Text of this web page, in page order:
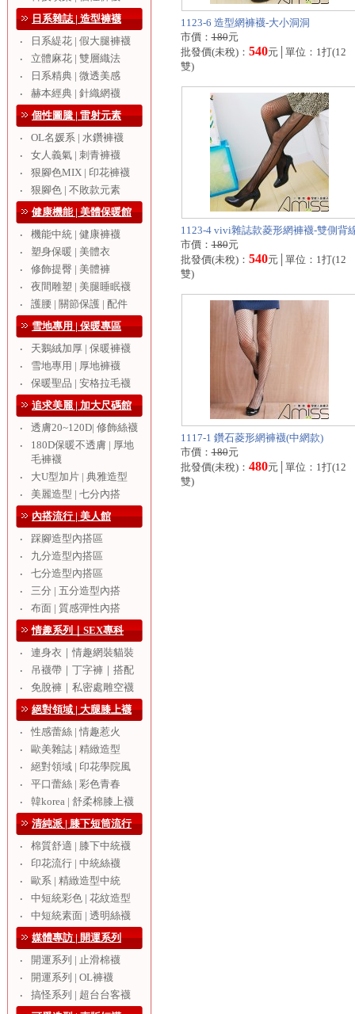
日系雜誌 | 造型褲襪
‧
日系緹花 | 假大腿褲襪
‧
立體麻花 | 雙層織法
‧
日系精典 | 微透美感
‧
赫本經典 | 針織網襪
個性圖騰 | 雷射元素
‧
OL名媛系 | 水鑽褲襪
‧
女人義氣 | 刺青褲襪
‧
狠腳色MIX | 印花褲襪
‧
狠腳色 | 不敗款元素
健康機能 | 美體保暖館
‧
機能中統 | 健康褲襪
‧
塑身保暖 | 美體衣
‧
修飾提臀 | 美體褲
‧
夜間雕塑 | 美腿睡眠襪
‧
護腰 | 關節保護 | 配件
雪地專用 | 保暖專區
‧
天鵝絨加厚 | 保暖褲襪
‧
雪地專用 | 厚地褲襪
‧
保暖聖品 | 安格拉毛襪
追求美麗 | 加大尺碼館
‧
透膚20~120D| 修飾絲襪
‧
180D保暖不透膚 | 厚地
毛褲襪
‧
大U型加片 | 典雅造型
‧
美麗造型 | 七分內搭
內搭流行 | 美人館
‧
踩腳造型內搭區
‧
九分造型內搭區
‧
七分造型內搭區
‧
三分 | 五分造型內搭
‧
布面 | 質感彈性內搭
情趣系列｜SEX專科
‧
連身衣｜情趣網裝貓裝
‧
吊襪帶｜丁字褲｜搭配
‧
免脫褲｜私密處雕空襪
絕對領域 | 大腿膝上襪
‧
性感蕾絲 | 情趣惹火
‧
歐美雜誌 | 精緻造型
‧
絕對領域 | 印花學院風
‧
平口蕾絲 | 彩色青春
‧
韓korea | 舒柔棉膝上襪
清純派 | 膝下短筒流行
‧
棉質舒適 | 膝下中統襪
‧
印花流行 | 中統絲襪
‧
歐系 | 精緻造型中統
‧
中短統彩色 | 花紋造型
‧
中短統素面 | 透明絲襪
媒體專訪 | 開運系列
‧
開運系列 | 止滑棉襪
‧
開運系列 | OL褲襪
‧
搞怪系列 | 超台台客襪
1123-6 造型網褲襪-大小洞洞
市價：180元
批發價(未稅)： 540元│單位：1打(12
雙)
1123-4 vivi雜誌款菱形網褲襪-雙側背
市價：180元
批發價(未稅)： 540元│單位：1打(12
雙)
1117-1 鑽石菱形網褲襪(中網款)
市價：180元
批發價(未稅)： 480元│單位：1打(12
雙)